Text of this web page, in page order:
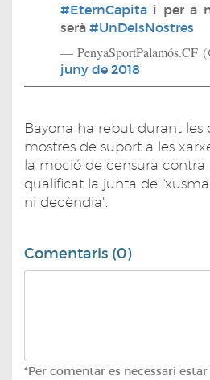
#EternCapita i per a
serà #UnDelsNostres
— PenyaSportPalamós.CF
juny de 2018
Bayona ha rebut durant les
mostres de suport a les
la moció de censura contra
qualificat la junta de
ni decèndia".
Comentaris (0)
*Per comentar es necessari